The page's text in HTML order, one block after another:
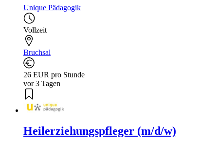
Unique Pädagogik
Vollzeit
Bruchsal
26 EUR pro Stunde
vor 3 Tagen
Heilerziehungspfleger (m/d/w)